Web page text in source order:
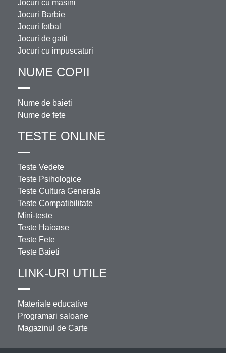
Jocuri cu masini
Jocuri Barbie
Jocuri fotbal
Jocuri de gatit
Jocuri cu impuscaturi
NUME COPII
Nume de baieti
Nume de fete
TESTE ONLINE
Teste Vedete
Teste Psihologice
Teste Cultura Generala
Teste Compatibilitate
Mini-teste
Teste Haioase
Teste Fete
Teste Baieti
LINK-URI UTILE
Materiale educative
Programari saloane
Magazinul de Carte